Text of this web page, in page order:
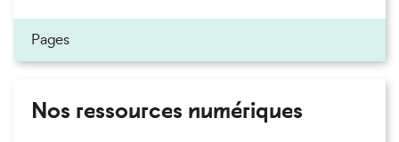
Pages
Nos ressources numériques